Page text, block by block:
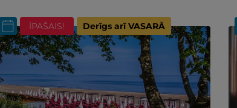
ĪPAŠAIS! Derīgs arī VASARĀ